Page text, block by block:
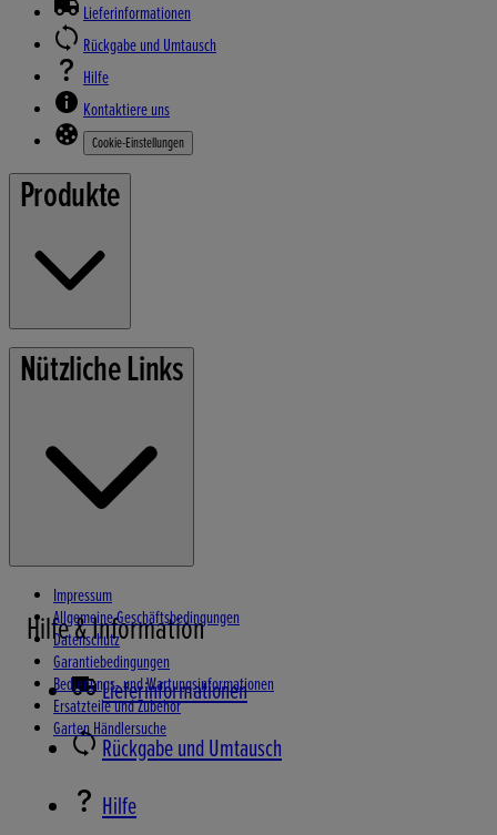
Lieferinformationen
Rückgabe und Umtausch
Hilfe
Kontaktiere uns
Cookie-Einstellungen
Produkte
Rasenmäher
Gartengeräte
Schneefräsen
Nützliche Links
Impressum
Allgemeine Geschäftsbedingungen
Datenschutz
Garantiebedingungen
Bedienungs- und Wartungsinformationen
Ersatzteile und Zubehör
Garten Händlersuche
Hilfe & Information
Lieferinformationen
Rückgabe und Umtausch
Hilfe